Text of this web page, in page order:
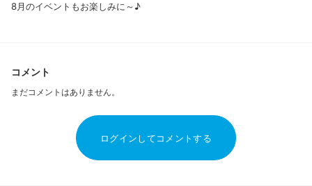
8月のイベントもお楽しみに～♪
コメント
まだコメントはありません。
ログインしてコメントする